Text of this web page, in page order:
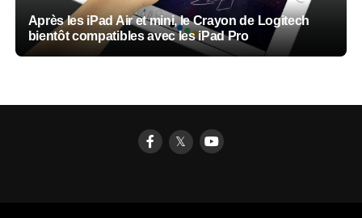
Après les iPad Air et mini, le Crayon de Logitech
bientôt compatibles avec les iPad Pro
𝕏